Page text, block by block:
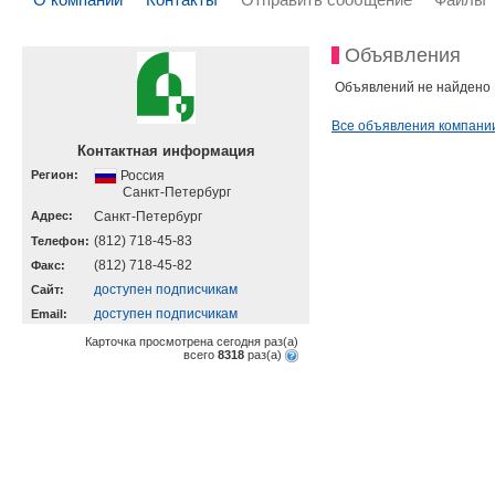
Контактная информация
Регион:
Россия
Санкт-Петербург
Адрес: Санкт-Петербург
Телефон: (812) 718-45-83
Факс: (812) 718-45-82
Cайт: доступен подписчикам
Email: доступен подписчикам
Карточка просмотрена сегодня раз(a)
всего 8318 раз(a)
Объявления
Объявлений не найдено
Все объявления